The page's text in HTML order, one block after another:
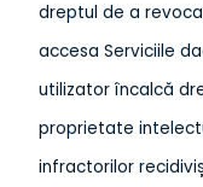
dreptul de a
accesa Serviciile
utilizator încalcă
proprietate
infractorilor